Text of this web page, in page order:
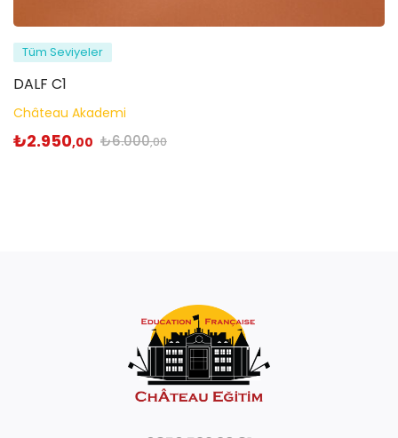
Tüm Seviyeler
DALF C1
Château Akademi
₺2.950,00 ₺6.000,00